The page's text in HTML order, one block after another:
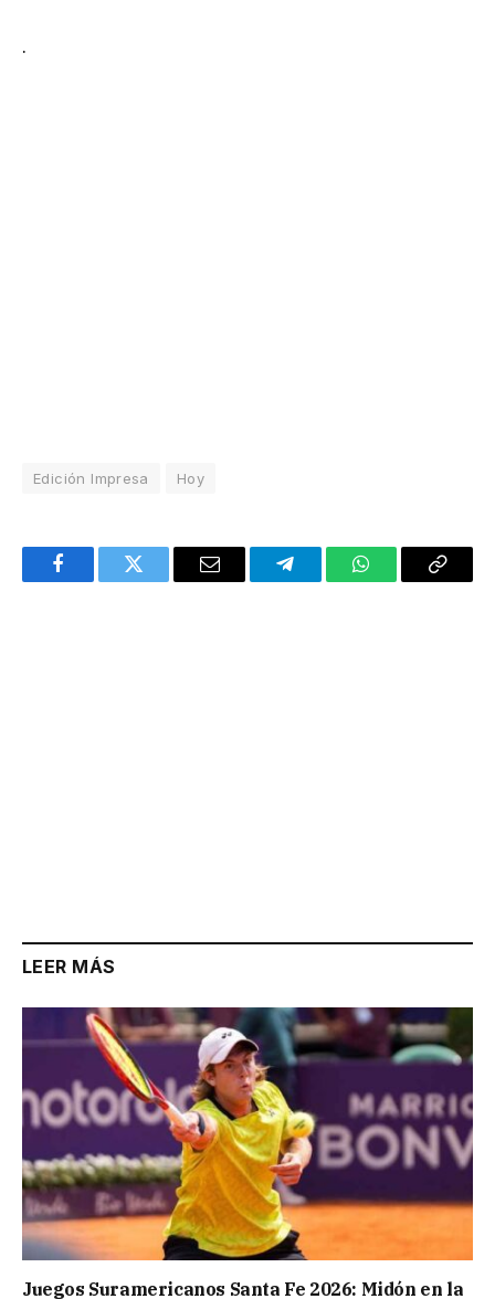
.
Edición Impresa Hoy
FacebookTwitter Email TelegramWhatsAppCopy
LEER MÁS
Juegos Suramericanos Santa Fe 2026: Midón en la